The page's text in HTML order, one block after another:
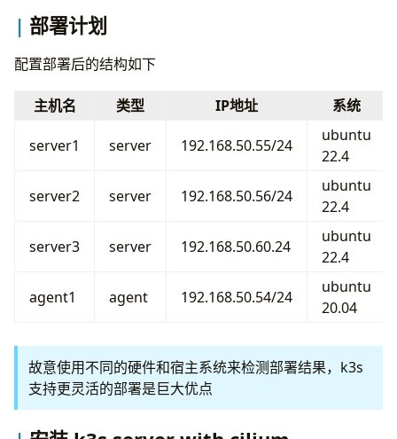
部署计划
配置部署后的结构如下
主机名 类型 IP地址 系统
server1 server 192.168.50.55/24
ubuntu
22.4
server2 server 192.168.50.56/24
ubuntu
22.4
server3 server 192.168.50.60.24
ubuntu
22.4
agent1 agent 192.168.50.54/24
ubuntu
20.04
故意使用不同的硬件和宿主系统来检测部署结果，k3s
支持更灵活的部署是巨大优点